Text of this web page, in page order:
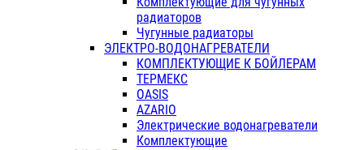
радиаторов
Чугунные радиаторы
ЭЛЕКТРО-ВОДОНАГРЕВАТЕЛИ
КОМПЛЕКТУЮЩИЕ К БОЙЛЕРАМ
ТЕРМЕКС
OASIS
AZARIO
Электрические водонагреватели
Комплектующие